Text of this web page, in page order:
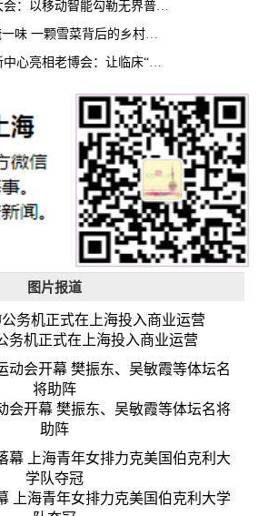
2026年世界移动通信大会：以移动智能勾勒无界普惠新愿景
（乡村“头雁”）三代腌一味 一颗雪菜背后的乡村致富经
虹桥健康科技产业创新中心亮相老博会：让临床“需求”定义银发经济新生态
图片报道
务机正式在上海投入商业运营
会开幕 樊振东、吴敏霞等体坛名将
助阵
上海青年女排力克美国伯克利大学